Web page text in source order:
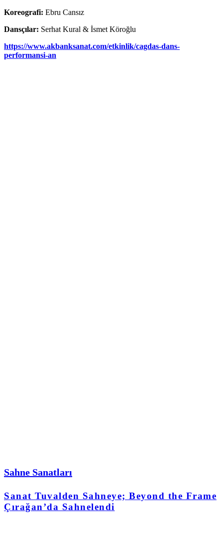
Koreografi: Ebru Cansız
Dansçılar: Serhat Kural & İsmet Köroğlu
https://www.akbanksanat.com/etkinlik/cagdas-dans-
performansi-an
Sahne Sanatları
Sanat Tuvalden Sahneye; Beyond the Frame
Çırağan’da Sahnelendi